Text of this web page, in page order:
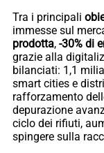
Tra i principali
immesse sul
prodotta, -30% di
grazie alla
bilanciati: 1,1
smart cities e
rafforzamento
depurazione
ciclo dei rifiuti,
spingere sulla